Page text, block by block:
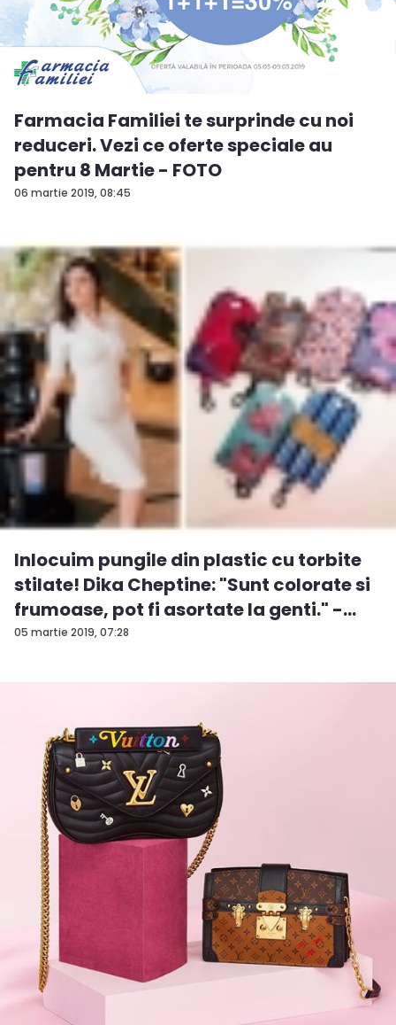
06 martie 2019, 08:45
Farmacia Familiei te surprinde cu noi
reduceri. Vezi ce oferte speciale au
pentru 8 Martie - FOTO
05 martie 2019, 07:28
Inlocuim pungile din plastic cu torbite
stilate! Dika Cheptine: "Sunt colorate si
frumoase, pot fi asortate la genti." -
VID...